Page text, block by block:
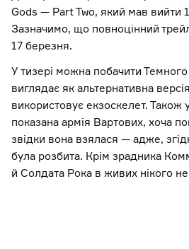
Gods — Part Two, який мав вийти
Зазначимо, що повноцінний
17 березня.
У тизері можна побачити
виглядає як альтернативна
використовує екзоскелет. Також
показана армія Вартових, хоча
звідки вона взялася — адже,
була розбита. Крім зрадника
й Солдата Рока в живих нікого